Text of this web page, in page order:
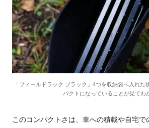
「フィールドラック ブラック」4つを収納袋へ入れた
パクトになっていることが見てわ
このコンパクトさは、車への積載や自宅で